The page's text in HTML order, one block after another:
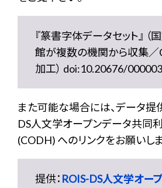
『篆書字体データセット』
館が複数の機関から収集／
加工） doi:10.20676/
また可能な場合には、データ提
DS人文学オープンデータ共同
(CODH) へのリンクをお願いしま
提供： ROIS-DS人文学オー